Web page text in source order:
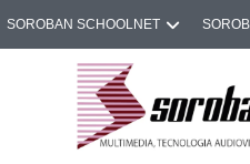
SOROBAN SCHOOLNET